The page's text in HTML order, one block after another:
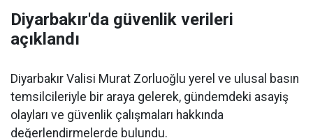
Diyarbakır'da güvenlik verileri
açıklandı
Diyarbakır Valisi Murat Zorluoğlu yerel ve ulusal basın
temsilcileriyle bir araya gelerek, gündemdeki asayiş
olayları ve güvenlik çalışmaları hakkında
değerlendirmelerde bulundu.